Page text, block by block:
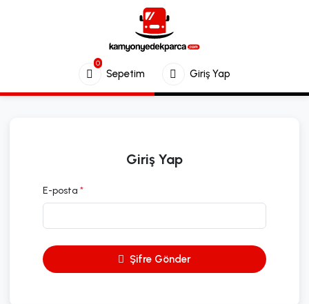
Sepetim
0
Giriş Yap
Giriş Yap
E-posta*
Şifre Gönder